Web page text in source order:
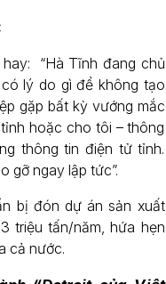
“Hà Tĩnh đang chủ
lý do gì để không tạo
gặp bất kỳ vướng mắc
hoặc cho tôi – thông
thông tin điện tử tỉnh.
gỡ ngay lập tức”.
bị đón dự án sản xuất
triệu tấn/năm, hứa hẹn
cả nước.